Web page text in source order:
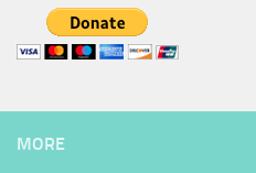
MORE